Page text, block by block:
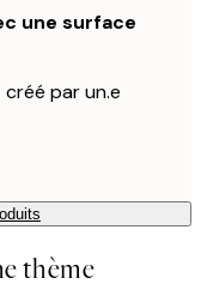
une surface
par un.e
thème